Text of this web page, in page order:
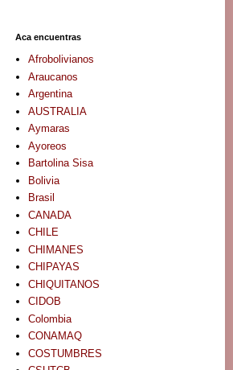
Aca encuentras
Afrobolivianos
Araucanos
Argentina
AUSTRALIA
Aymaras
Ayoreos
Bartolina Sisa
Bolivia
Brasil
CANADA
CHILE
CHIMANES
CHIPAYAS
CHIQUITANOS
CIDOB
Colombia
CONAMAQ
COSTUMBRES